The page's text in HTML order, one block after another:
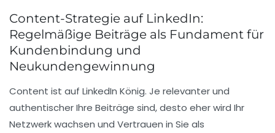
Content-Strategie auf LinkedIn:
Regelmäßige Beiträge als Fundament für
Kundenbindung und
Neukundengewinnung
Content ist auf LinkedIn König. Je relevanter und
authentischer Ihre Beiträge sind, desto eher wird Ihr
Netzwerk wachsen und Vertrauen in Sie als